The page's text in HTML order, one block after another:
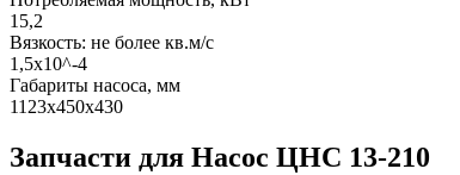
15,2
Вязкость: не более кв.м/с
1,5х10^-4
Габариты насоса, мм
1123х450х430
Запчасти для Насос ЦНС 13-210